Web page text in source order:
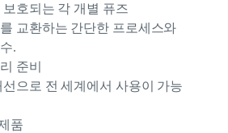
호되는 각 개별 퓨즈
교환하는 간단한 프로세스와
.
준비
으로 전 세계에서 사용이 가능
품